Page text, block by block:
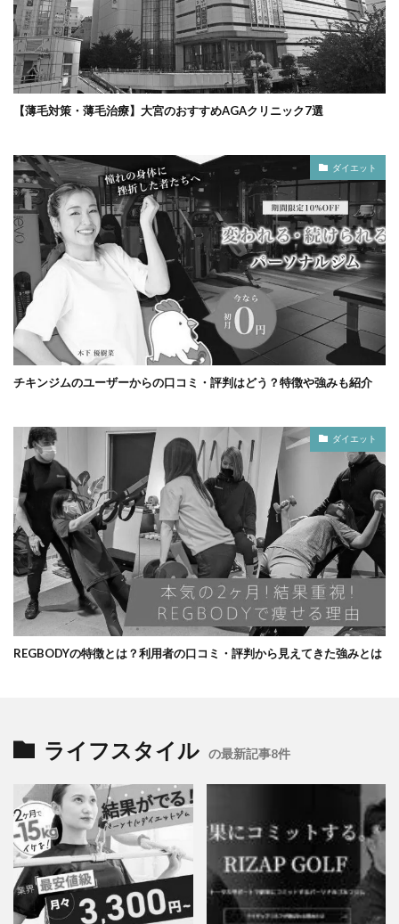
【薄毛対策・薄毛治療】大宮のおすすめAGAクリニック7選
ダイエット
チキンジムのユーザーからの口コミ・評判はどう？特徴や強みも紹介
ダイエット
REGBODYの特徴とは？利用者の口コミ・評判から見えてきた強みとは
ライフスタイル の最新記事8件